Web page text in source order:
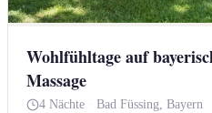
Wohlfühltage auf
Massage
4 Nächte · Bad Füssing, Bayern